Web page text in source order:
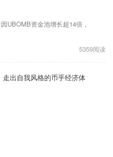
UBOMB资金池增长超14倍，
5359阅读